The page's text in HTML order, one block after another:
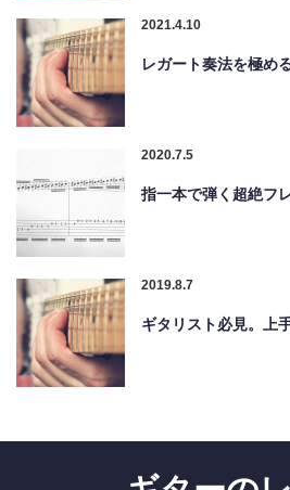
2021.4.10
レガート奏法を極め
2020.7.5
指一本で弾く超絶フ
2019.8.7
ギタリスト必見。上